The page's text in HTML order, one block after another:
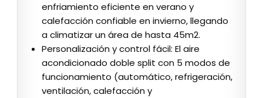
enfriamiento eficiente en verano y
calefacción confiable en invierno, llegando
a climatizar un área de hasta 45m2.
Personalización y control fácil: El aire
acondicionado doble split con 5 modos de
funcionamiento (automático, refrigeración,
ventilación, calefacción y